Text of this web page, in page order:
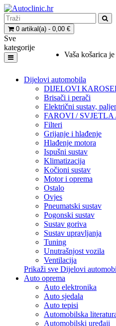
0 artikal(a) - 0,00 €
Vaša košarica
Sve
kategorije
Dijelovi automobila
DIJELOVI
Brisači i perači
Električni sustav,
FAROVI / SVJETLA
Filteri
Grijanje i hlađenje
Hlađenje motora
Ispušni sustav
Klimatizacija
Kočioni sustav
Motor i oprema
Ostalo
Ovjes
Pneumatski sustav
Pogonski sustav
Sustav goriva
Sustav upravljanja
Tuning
Unutrašnjost vozila
Ventilacija
Prikaži sve Dijelovi
Auto oprema
Auto elektronika
Auto sjedala
Auto tepisi
Automobilska
Automobilski uređaji